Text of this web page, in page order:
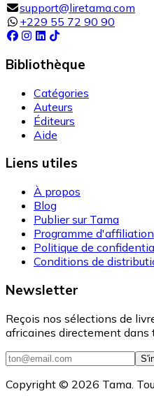
support@liretama.com
+229 55 72 90 90
Bibliothèque
Catégories
Auteurs
Éditeurs
Aide
Liens utiles
À propos
Blog
Publier sur Tama
Programme d'affiliation
Politique de
Conditions de
Newsletter
Reçois nos sélections de
africaines directement dans
Copyright © 2026 Tama.